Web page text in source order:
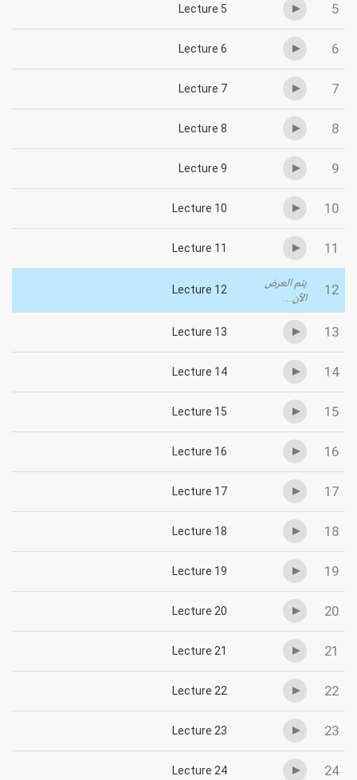
5
Lecture 5
6
Lecture 6
7
Lecture 7
8
Lecture 8
9
Lecture 9
10
Lecture 10
11
Lecture 11
12
يتم العرض
الآن...
Lecture 12
13
Lecture 13
14
Lecture 14
15
Lecture 15
16
Lecture 16
17
Lecture 17
18
Lecture 18
19
Lecture 19
20
Lecture 20
21
Lecture 21
22
Lecture 22
23
Lecture 23
24
Lecture 24